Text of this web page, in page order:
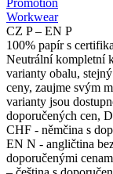
Promotion
Workwear
CZ P – EN P
100% papír s
Neutrální kompletní
varianty obalu,
ceny, zaujme svým
varianty jsou
doporučených cen,
CHF - němčina s
EN N - angličtina
doporučenými